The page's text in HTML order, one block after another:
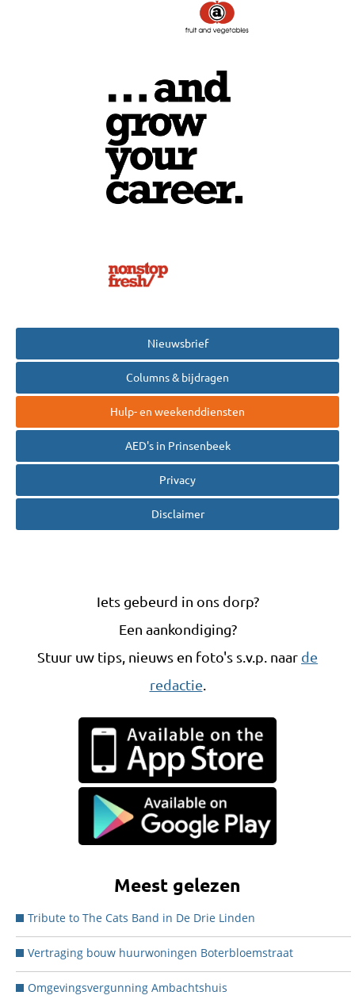
Nieuwsbrief
Columns & bijdragen
Hulp- en weekenddiensten
AED's in Prinsenbeek
Privacy
Disclaimer
Iets gebeurd in ons dorp?
Een aankondiging?
Stuur uw tips, nieuws en foto's s.v.p. naar de
redactie
Meest gelezen
Tribute to The Cats Band in De Drie Linden
Vertraging bouw huurwoningen Boterbloemstraat
Omgevingsvergunning Ambachtshuis